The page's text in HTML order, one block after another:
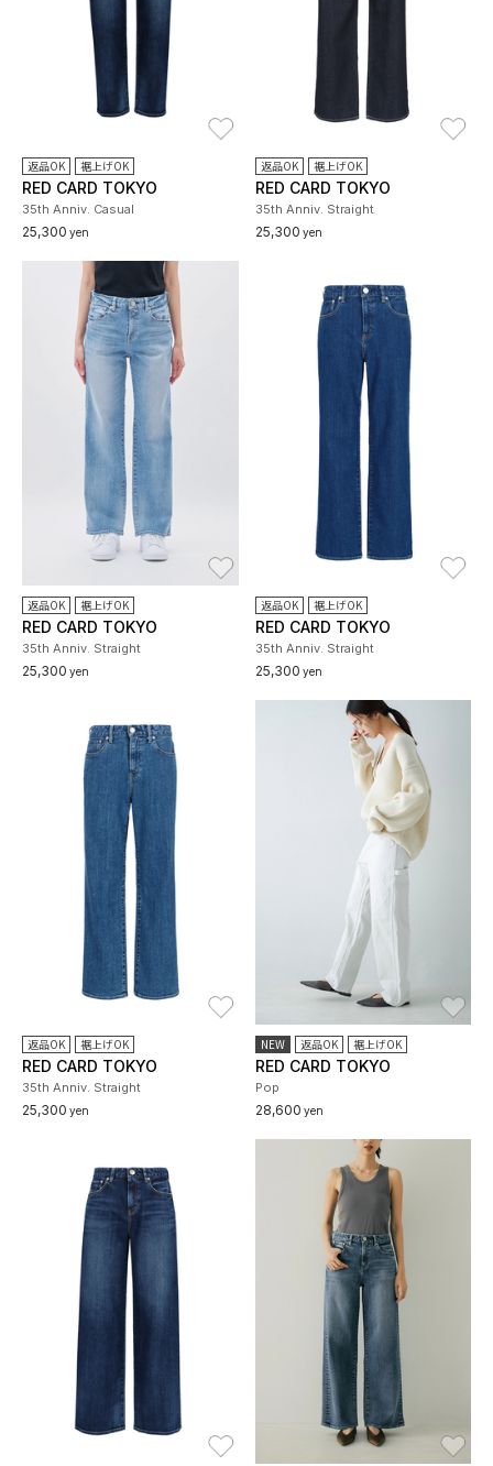
返品OK 裾上げOK
RED CARD TOKYO
35th Anniv. Casual
25,300 yen
返品OK 裾上げOK
RED CARD TOKYO
35th Anniv. Straight
25,300 yen
返品OK 裾上げOK
RED CARD TOKYO
35th Anniv. Straight
25,300 yen
返品OK 裾上げOK
RED CARD TOKYO
35th Anniv. Straight
25,300 yen
返品OK 裾上げOK
RED CARD TOKYO
35th Anniv. Straight
25,300 yen
NEW 返品OK 裾上げOK
RED CARD TOKYO
Pop
28,600 yen